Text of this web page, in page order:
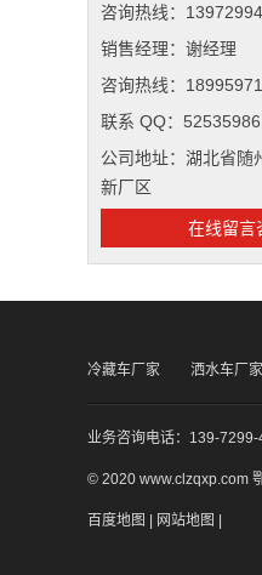
咨询热线：
销售经理：谢经理
咨询热线：
联系 QQ：
公司地址：湖北省随
新厂区
在线留言
冷藏车厂家 洒水车厂家
业务咨询电话：139-
© 2020 www.clzqxp.com
百度地图 | 网站地图 |